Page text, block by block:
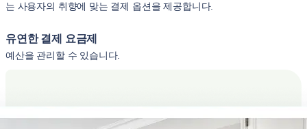
는 사용자의 취향에 맞는 결제 옵션을 제공합니다.
유연한 결제 요금제
예산을 관리할 수 있습니다.